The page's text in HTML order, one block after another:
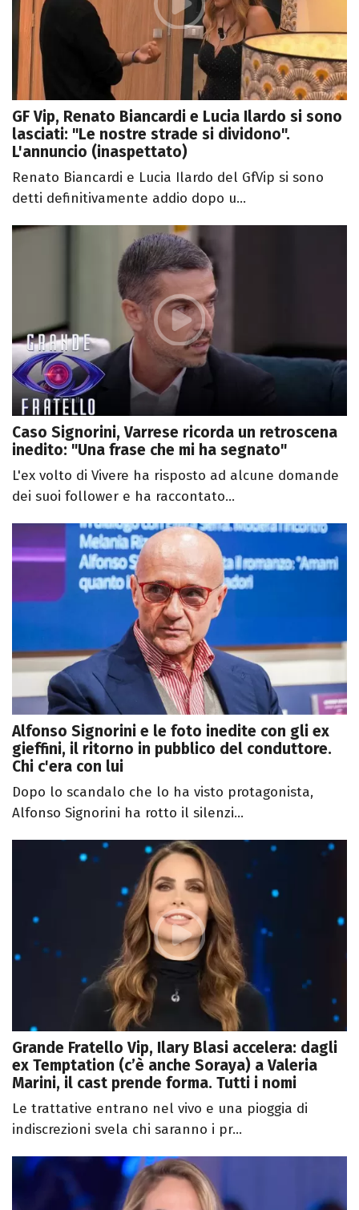
GF Vip, Renato Biancardi e Lucia Ilardo si sono
lasciati: "Le nostre strade si dividono".
L'annuncio (inaspettato)
Renato Biancardi e Lucia Ilardo del GfVip si sono
detti definitivamente addio dopo u...
Caso Signorini, Varrese ricorda un retroscena
inedito: "Una frase che mi ha segnato"
L'ex volto di Vivere ha risposto ad alcune domande
dei suoi follower e ha raccontato...
Alfonso Signorini e le foto inedite con gli ex
gieffini, il ritorno in pubblico del conduttore.
Chi c'era con lui
Dopo lo scandalo che lo ha visto protagonista,
Alfonso Signorini ha rotto il silenzi...
Grande Fratello Vip, Ilary Blasi accelera: dagli
ex Temptation (c’è anche Soraya) a Valeria
Marini, il cast prende forma. Tutti i nomi
Le trattative entrano nel vivo e una pioggia di
indiscrezioni svela chi saranno i pr...